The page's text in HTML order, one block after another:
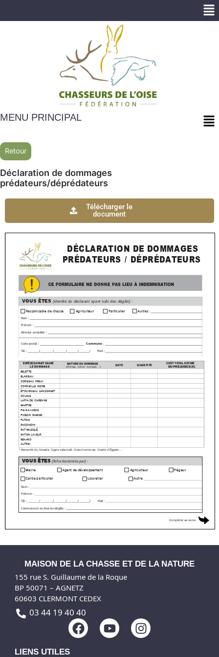
MENU PRINCIPAL
Retour
Déclaration de dommages
prédateurs/déprédateurs
Télécharger le
document
MAISON DE LA CHASSE ET DE LA NATURE
155 rue S. Guillaume de la Roque
BP 50071 – AGNETZ
60603 CLERMONT CEDEX
03 44 19 40 40
F
a
Y
o
I
n
LIENS UTILES